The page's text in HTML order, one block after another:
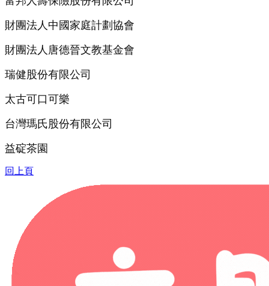
財團法人中國家庭計劃協會
財團法人唐德晉文教基金會
瑞健股份有限公司
太古可口可樂
台灣瑪氏股份有限公司
益碇茶園
回上頁